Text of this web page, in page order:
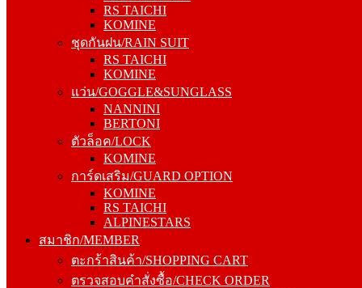
RS TAICHI
KOMINE
ชุดกันฝน/RAIN SUIT
RS TAICHI
KOMINE
แว่น/GOGGLE&SUNGLASS
NANNINI
BERTONI
ตัวล็อค/LOCK
KOMINE
การ์ดเสริม/GUARD OPTION
KOMINE
RS TAICHI
ALPINESTARS
สมาชิก/MEMBER
ตะกร้าสินค้า/SHOPPING CART
ตรวจสอบคำสั่งซื้อ/CHECK ORDER
ชุดกันฝน/RAIN SUIT
RS TAICHI
KOMINE
แว่น/GOGGLE&SUNGLASS
NANNINI
BERTONI
ตัวล็อค/LOCK
KOMINE
การ์ดเสริม/GUARD OPTION
KOMINE
RS TAICHI
ALPINESTARS
สมาชิก/MEMBER
ตะกร้าสินค้า/SHOPPING CART
ตรวจสอบคำสั่งซื้อ/CHECK ORDER
ยืนยันการโอนเงิน/CONFIRM PAYMENT